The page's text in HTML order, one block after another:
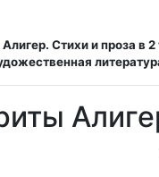
Стихи и проза в 2